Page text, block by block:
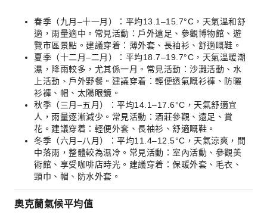
春季（九月–十一月）：平均13.1–15.7°C，天氣溫和舒
適，雨量適中。常見活動：戶外遠足、參觀博物館、遊
覽市區景點。建議穿着：薄外套、長袖衫、舒適嘅鞋。
夏季（十二月–二月）：平均18.7–19.7°C，天氣溫暖潮
濕，降雨較多，尤其係一月。常見活動：沙灘活動、水
上活動、戶外野餐。建議穿着：輕便透氣嘅衫褲、防曬
衫褲、帽、太陽眼鏡。
秋季（三月–五月）：平均14.1–17.6°C，天氣舒適宜
人，雨量逐漸減少。常見活動：酒莊參觀、遠足、賞
花。建議穿着：輕便外套、長袖衫、舒適嘅鞋。
冬季（六月–八月）：平均11.4–12.5°C，天氣涼爽，間
中落雨，整體較為濕冷。常見活動：室內活動、參觀美
術館、享受咖啡店時光。建議穿着：保暖外套、毛衣、
頸巾、帽、防水外套。
奧克蘭氣候平均值